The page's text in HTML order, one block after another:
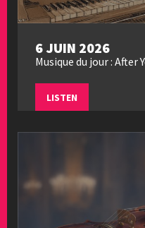
6 JUIN 2026
Musique du jour : After
LISTEN